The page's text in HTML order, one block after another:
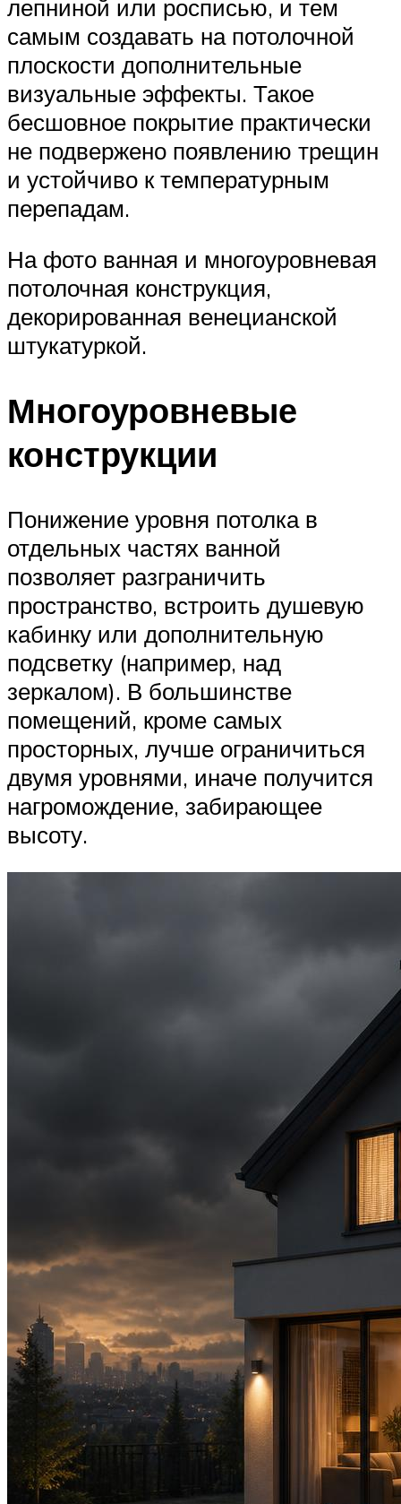
лепниной или росписью, и тем
самым создавать на потолочной
плоскости дополнительные
визуальные эффекты. Такое
бесшовное покрытие практически
не подвержено появлению трещин
и устойчиво к температурным
перепадам.
На фото ванная и многоуровневая
потолочная конструкция,
декорированная венецианской
штукатуркой.
Многоуровневые
конструкции
Понижение уровня потолка в
отдельных частях ванной
позволяет разграничить
пространство, встроить душевую
кабинку или дополнительную
подсветку (например, над
зеркалом). В большинстве
помещений, кроме самых
просторных, лучше ограничиться
двумя уровнями, иначе получится
нагромождение, забирающее
высоту.